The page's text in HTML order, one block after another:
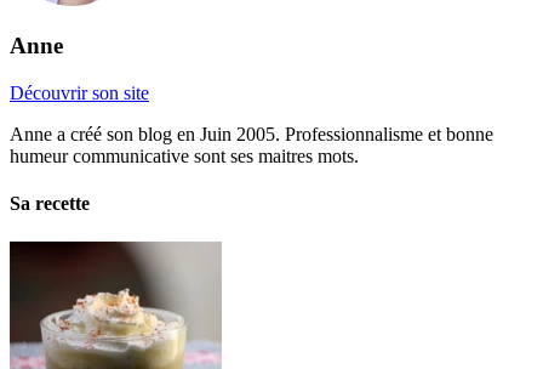
Anne
Découvrir son site
Anne a créé son blog en Juin 2005. Professionnalisme et bonne
humeur communicative sont ses maitres mots.
Sa recette